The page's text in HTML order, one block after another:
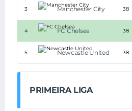
3 Manchester City 38
4 FC Chelsea 38
5 Newcastle United 38
PRIMEIRA LIGA